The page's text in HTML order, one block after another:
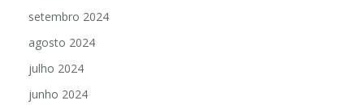
setembro 2024
agosto 2024
julho 2024
junho 2024